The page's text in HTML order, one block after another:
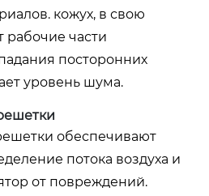
кожух, в свою
рабочие части
посторонних
уровень шума.
обеспечивают
потока воздуха и
от повреждений.